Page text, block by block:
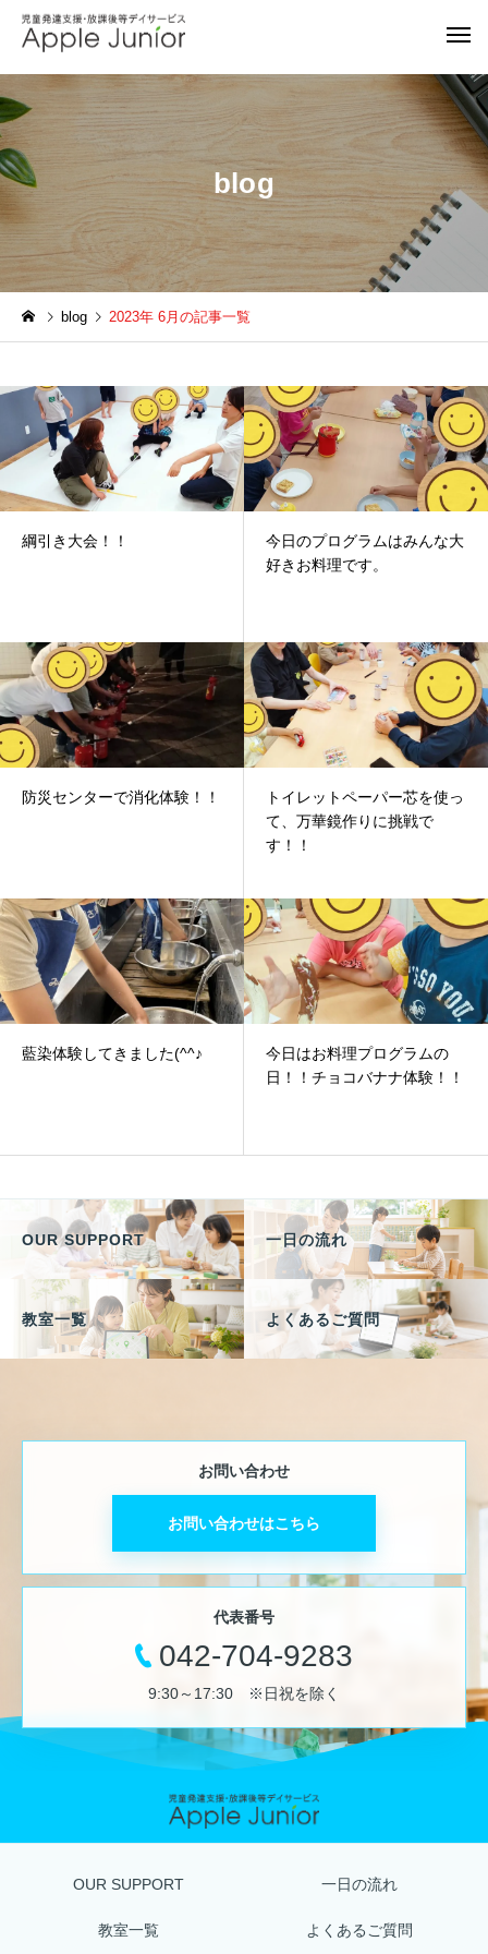
blog
blog 2023年 6月の記事一覧
綱引き大会！！
今日のプログラムはみんな大
好きお料理です。
防災センターで消化体験！！
トイレットペーパー芯を使っ
て、万華鏡作りに挑戦で
す！！
藍染体験してきました(^^♪
今日はお料理プログラムの
日！！チョコバナナ体験！！
OUR SUPPORT 一日の流れ
教室一覧 よくあるご質問
お問い合わせ
お問い合わせはこちら
代表番号
042-704-9283
9:30～17:30 ※日祝を除く
OUR SUPPORT 一日の流れ
教室一覧 よくあるご質問